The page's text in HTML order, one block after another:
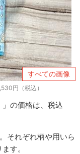
すべての画像
円（税込）
」の価格は、税込
それぞれ柄や用いら
す。